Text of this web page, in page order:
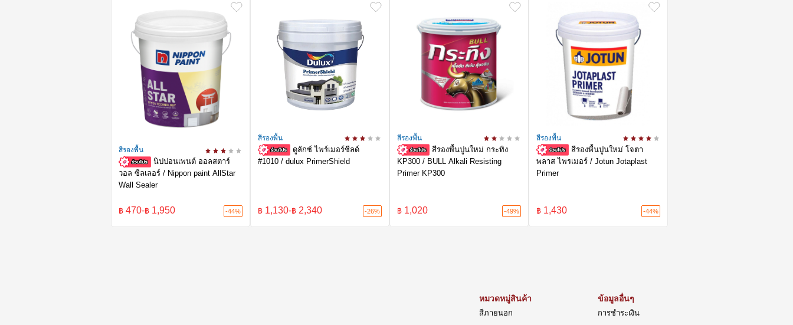
สีรองพื้น
นิปปอนเพนต์ ออลสตาร์
วอล ซีลเลอร์ / Nippon paint AllStar
Wall Sealer
฿ 470-฿ 1,950 -44%
สีรองพื้น
ดูลักซ์ ไพร์เมอร์ชีลด์
#1010 / dulux PrimerShield
฿ 1,130-฿ 2,340 -26%
สีรองพื้น
สีรองพื้นปูนใหม่ กระทิง
KP300 / BULL Alkali Resisting
Primer KP300
฿ 1,020 -49%
สีรองพื้น
สีรองพื้นปูนใหม่ โจตา
พลาส ไพรเมอร์ / Jotun Jotaplast
Primer
฿ 1,430 -44%
หมวดหมู่สินค้า
สีภายนอก
ข้อมูลอื่นๆ
การชำระเงิน